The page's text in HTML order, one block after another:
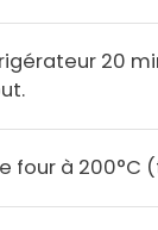
20
four à 200°C